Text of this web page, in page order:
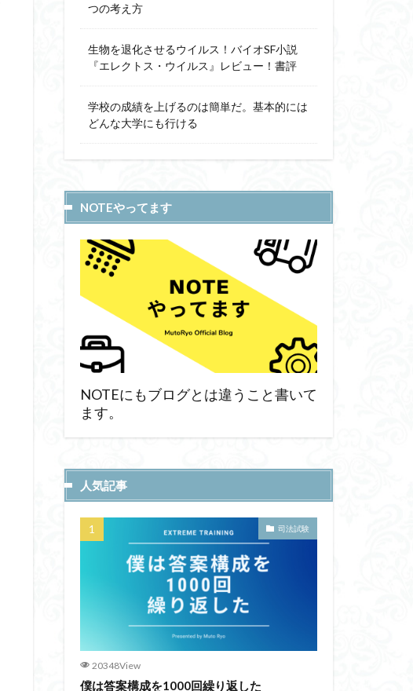
つの考え方
生物を退化させるウイルス！バイオSF小説
『エレクトス・ウイルス』レビュー！書評
学校の成績を上げるのは簡単だ。基本的には
どんな大学にも行ける
NOTEやってます
NOTEにもブログとは違うこと書いて
ます。
人気記事
司法試験
20348View
僕は答案構成を1000回繰り返した